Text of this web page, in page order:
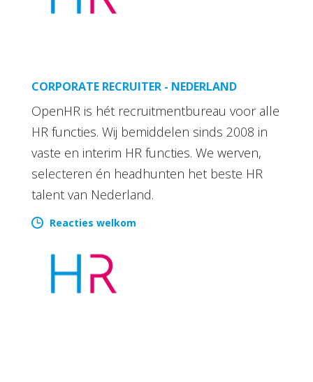
CORPORATE RECRUITER - NEDERLAND
OpenHR is hét recruitmentbureau voor alle
HR functies. Wij bemiddelen sinds 2008 in
vaste en interim HR functies. We werven,
selecteren én headhunten het beste HR
talent van Nederland.
Reacties welkom